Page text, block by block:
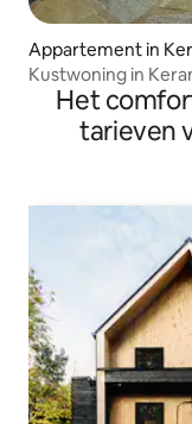
Appartement in
Kustwoning in
Het
tarieven